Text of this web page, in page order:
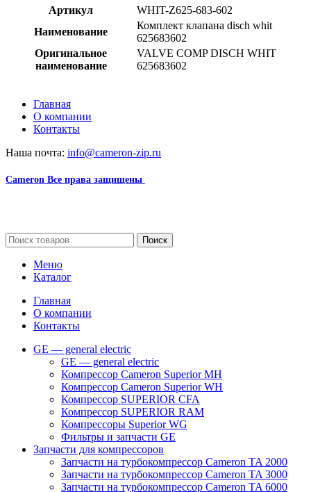
Артикул
WHIT-Z625-683-602
Наименование
Комплект клапана disch whit
625683602
Оригинальное
наименование
VALVE COMP DISCH WHIT
625683602
Главная
О компании
Контакты
Наша почта: info@cameron-zip.ru
Cameron Все права защищены
Поиск
Меню
Каталог
Главная
О компании
Контакты
GE — general electric
GE — general electric
Компрессор Cameron Superior MH
Компрессор Cameron Superior WH
Компрессор SUPERIOR CFA
Компрессор SUPERIOR RAM
Компрессоры Superior WG
Фильтры и запчасти GE
Запчасти для компрессоров
Запчасти на турбокомпрессор Cameron TA 2000
Запчасти на турбокомпрессор Cameron TA 3000
Запчасти на турбокомпрессор Cameron TA 6000